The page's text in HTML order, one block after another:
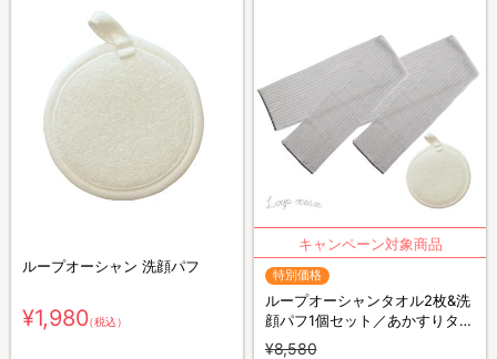
ループオーシャン 洗顔パフ
¥1,980（税込）
特別価格
ループオーシャンタオル2枚&洗
顔パフ1個セット／あかすりタオ
ル
¥8,580